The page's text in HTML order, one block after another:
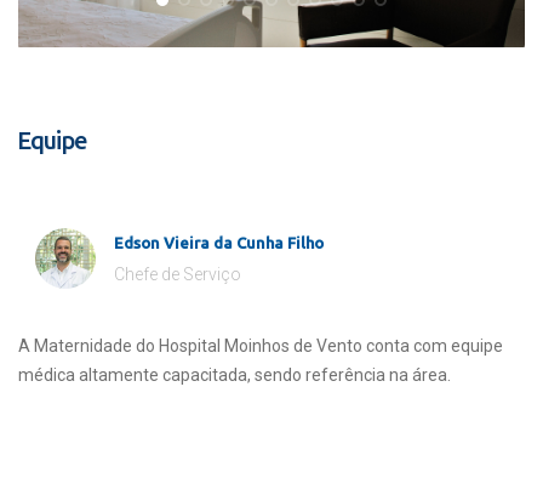
Equipe
Edson Vieira da Cunha Filho
Chefe de Serviço
A Maternidade do Hospital Moinhos de Vento conta com equipe
médica altamente capacitada, sendo referência na área.